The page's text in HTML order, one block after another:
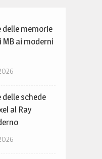
delle memorie
MB ai moderni
delle schede
al Ray